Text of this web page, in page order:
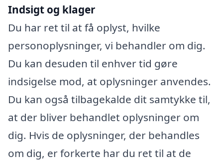
Indsigt og klager
Du har ret til at få oplyst, hvilke
personoplysninger, vi behandler om dig.
Du kan desuden til enhver tid gøre
indsigelse mod, at oplysninger anvendes.
Du kan også tilbagekalde dit samtykke til,
at der bliver behandlet oplysninger om
dig. Hvis de oplysninger, der behandles
om dig, er forkerte har du ret til at de